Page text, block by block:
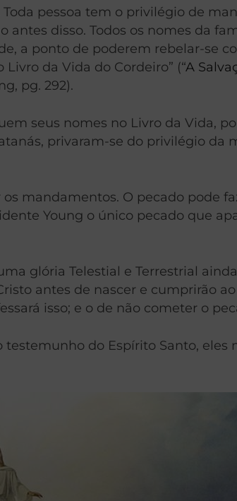
pessoa tem o privilégio de
disso. Todos os nomes da
a ponto de poderem rebelar-se
da Vida do Cordeiro” (“A
pg. 292).
seus nomes no Livro da Vida,
privaram-se do privilégio
mandamentos. O pecado pode
Young o único pecado que
glória Telestial e Terrestrial
antes de nascer e cumprirão
isso; e o de não cometer o
do Espírito Santo, eles